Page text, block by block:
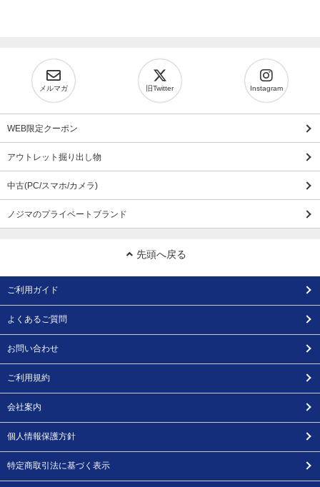
メルマガ 旧Twitter Instagram
WEB限定クーポン
アウトレット掘り出し物
中古(PC/スマホ/カメラ)
ノジマのプライベートブランド
先頭へ戻る
ご利用ガイド
よくあるご質問
お問い合わせ
ご利用規約
会社案内
個人情報保護方針
特定商取引法に基づく表示